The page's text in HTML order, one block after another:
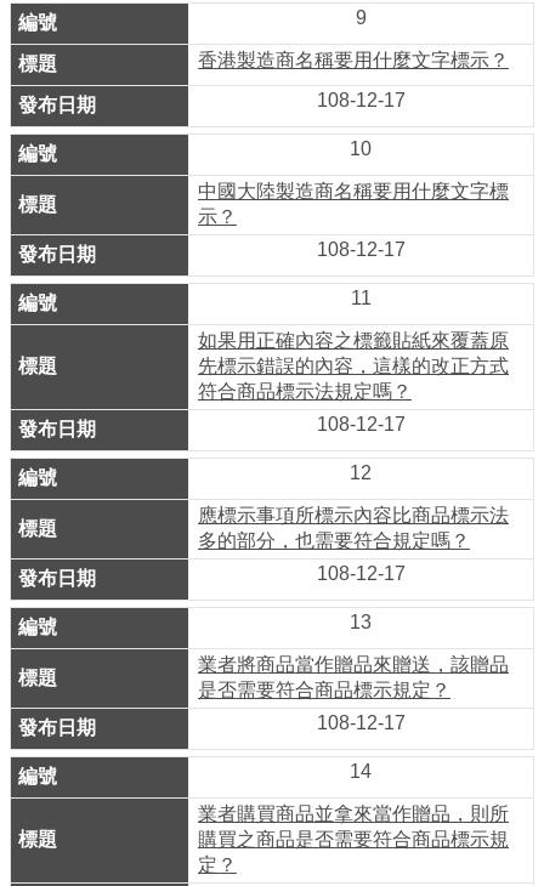
區
網
站
導
覽
回
首
頁
ENGLISH
常
見
問
雙
語
詞
臺
北
通
陳
9
香港製造商名稱要用什麼文字標示？
108-12-17
10
中國大陸製造商名稱要用什麼文字標
示？
108-12-17
11
如果用正確內容之標籤貼紙來覆蓋原
先標示錯誤的內容，這樣的改正方式
符合商品標示法規定嗎？
108-12-17
12
應標示事項所標示內容比商品標示法
多的部分，也需要符合規定嗎？
108-12-17
13
業者將商品當作贈品來贈送，該贈品
是否需要符合商品標示規定？
108-12-17
14
業者購買商品並拿來當作贈品，則所
購買之商品是否需要符合商品標示規
定？